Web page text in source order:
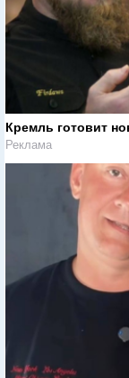
Кремль готовит
Реклама